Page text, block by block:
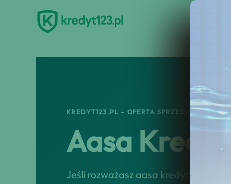
KREDYT123.PL – OFERTA SPRZEDAŻOWA
Aasa
Jeśli rozważasz aasa kredyt